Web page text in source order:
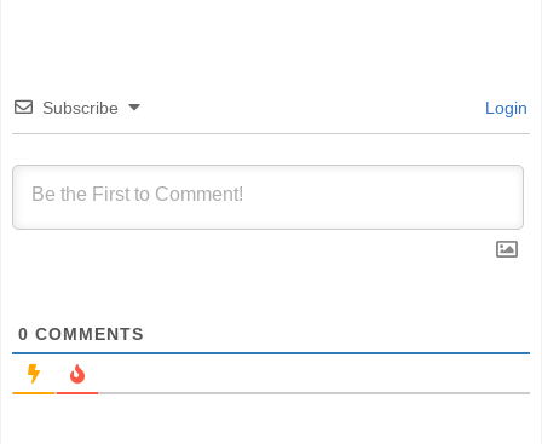
Subscribe Login
0 COMMENTS